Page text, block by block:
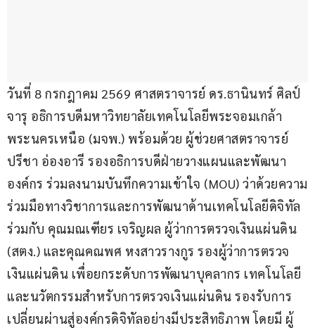
วันที่ 8 กรกฎาคม 2569 ศาสตราจารย์ ดร.ธานินทร์ ศิลป์
จารุ อธิการบดีมหาวิทยาลัยเทคโนโลยีพระจอมเกล้า
พระนครเหนือ (มจพ.) พร้อมด้วย ผู้ช่วยศาสตราจารย์
ปรีชา อ่องอารี รองอธิการบดีฝ่ายวางแผนและพัฒนา
องค์กร ร่วมลงนามบันทึกความเข้าใจ (MOU) ว่าด้วยความ
ร่วมมือทางวิชาการและการพัฒนาด้านเทคโนโลยีดิจิทัล
ร่วมกับ คุณมณเฑียร เจริญผล ผู้ว่าการตรวจเงินแผ่นดิน
(สตง.) และคุณคณพศ หงสาวรางกูร รองผู้ว่าการตรวจ
เงินแผ่นดิน เพื่อยกระดับการพัฒนาบุคลากร เทคโนโลยี
และนวัตกรรมสำหรับการตรวจเงินแผ่นดิน รองรับการ
เปลี่ยนผ่านสู่องค์กรดิจิทัลอย่างมีประสิทธิภาพ โดยมี ผู้